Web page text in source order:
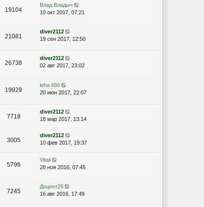
19104
Влад Владыч
10 окт 2017, 07:21
21081
diver2112
19 сен 2017, 12:50
26738
diver2112
02 авг 2017, 23:02
19929
leha 656
20 июн 2017, 22:07
7718
diver2112
18 мар 2017, 13:14
3005
diver2112
10 фев 2017, 19:37
5796
Vitali
28 ноя 2016, 07:45
7245
Доцент26
16 авг 2016, 17:49